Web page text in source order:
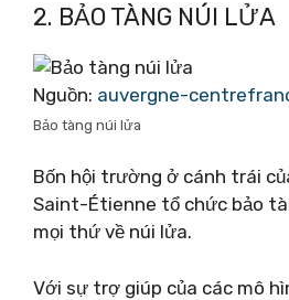
2. BẢO TÀNG NÚI LỬA
Nguồn: auvergne-
Bảo tàng núi lửa
Bốn hội trường ở cánh trái
Saint-Étienne tổ chức bảo
mọi thứ về núi lửa.
Với sự trợ giúp của các mô